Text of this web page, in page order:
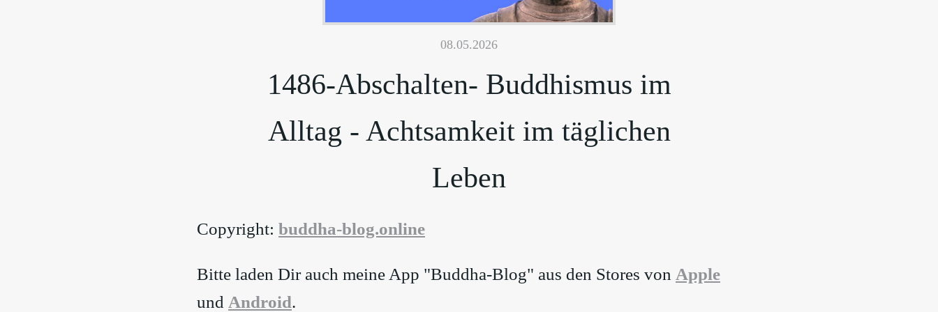
08.05.2026
1486-Abschalten- Buddhismus im
Alltag - Achtsamkeit im täglichen
Leben
Copyright: ⁠buddha-blog.online
Bitte laden Dir auch meine App "Buddha-Blog" aus den Stores von ⁠Apple⁠
und ⁠Android⁠.